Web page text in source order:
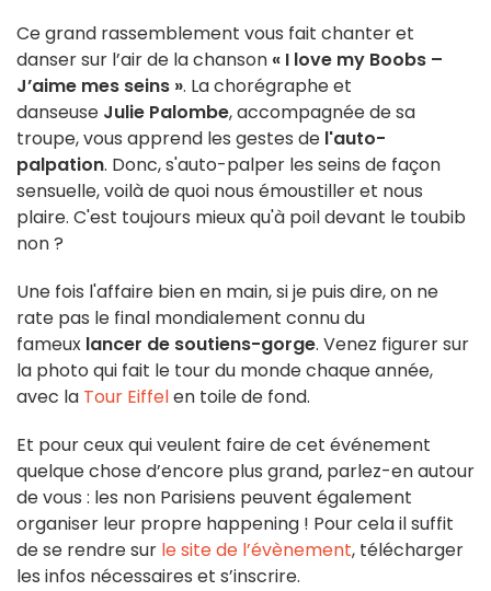
Ce grand rassemblement vous fait chanter et
danser sur l’air de la chanson « I love my Boobs –
J’aime mes seins ». La chorégraphe et
danseuse Julie Palombe, accompagnée de sa
troupe, vous apprend les gestes de l'auto-
palpation. Donc, s'auto-palper les seins de façon
sensuelle, voilà de quoi nous émoustiller et nous
plaire. C'est toujours mieux qu'à poil devant le toubib
non ?
Une fois l'affaire bien en main, si je puis dire, on ne
rate pas le final mondialement connu du
fameux lancer de soutiens-gorge. Venez figurer sur
la photo qui fait le tour du monde chaque année,
avec la Tour Eiffelen toile de fond.
Et pour ceux qui veulent faire de cet événement
quelque chose d’encore plus grand, parlez-en autour
de vous : les non Parisiens peuvent également
organiser leur propre happening ! Pour cela il suffit
de se rendre sur le site de l’évènement, télécharger
les infos nécessaires et s’inscrire.